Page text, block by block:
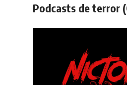
Podcasts de terror